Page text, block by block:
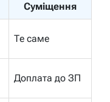
Суміщення
Те саме
Доплата до ЗП